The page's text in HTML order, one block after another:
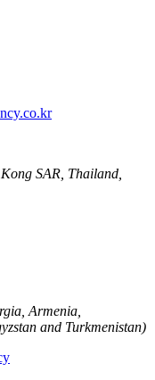
SAR, Thailand,
Armenia,
and Turkmenistan)